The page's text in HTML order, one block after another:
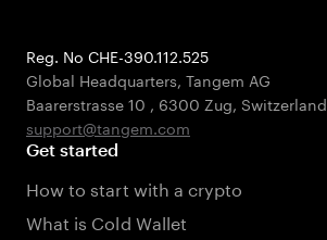
Reg. No CHE-390.112.525
Global Headquarters, Tangem AG
Baarerstrasse 10 , 6300 Zug, Switzerland
support@tangem.com
Get started
How to start with a crypto
What is Cold Wallet